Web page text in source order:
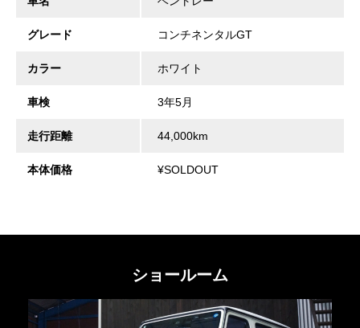
グレード コンチネンタルGT
カラー ホワイト
車検 3年5月
走行距離 44,000km
本体価格 ¥SOLDOUT
ショールーム